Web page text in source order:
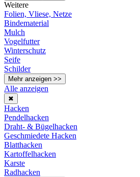
Weitere
Folien, Vliese, Netze
Bindematerial
Mulch
Vogelfutter
Winterschutz
Seife
Schilder
Mehr anzeigen >>
Alle anzeigen
✖
Hacken
Pendelhacken
Draht- & Bügelhacken
Geschmiedete Hacken
Blatthacken
Kartoffelhacken
Karste
Radhacken